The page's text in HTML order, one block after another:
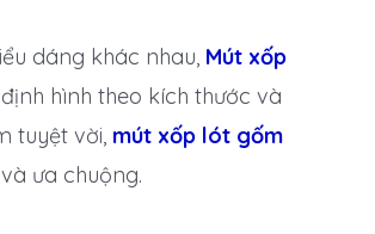
dáng khác nhau, Mút xốp
hình theo kích thước và
tuyệt vời, mút xốp lót gốm
ưa chuộng.